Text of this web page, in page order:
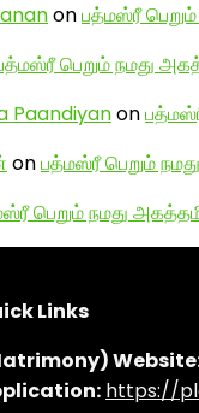
onபத்மஸ்ரீ
பெறும் நமது
Paandiyanon
onபத்மஸ்ரீ பெறும்
பெறும் நமது
Links
https://